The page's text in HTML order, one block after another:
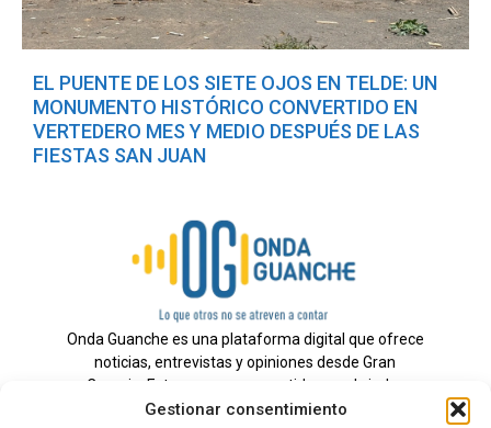
Gestionar consentimiento
EL PUENTE DE LOS SIETE OJOS EN TELDE: UN
MONUMENTO HISTÓRICO CONVERTIDO EN
VERTEDERO MES Y MEDIO DESPUÉS DE LAS
FIESTAS SAN JUAN
Onda Guanche es una plataforma digital que ofrece
noticias, entrevistas y opiniones desde Gran
Canaria. Estamos comprometidos con brindar
información veraz y un periodismo independiente a